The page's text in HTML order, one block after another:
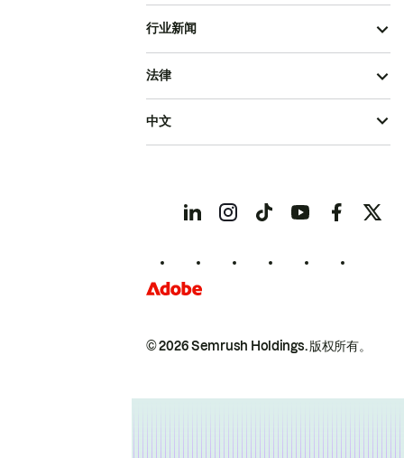
行业新闻
© 2026 Semrush Holdings.版权所有。
法律
中文